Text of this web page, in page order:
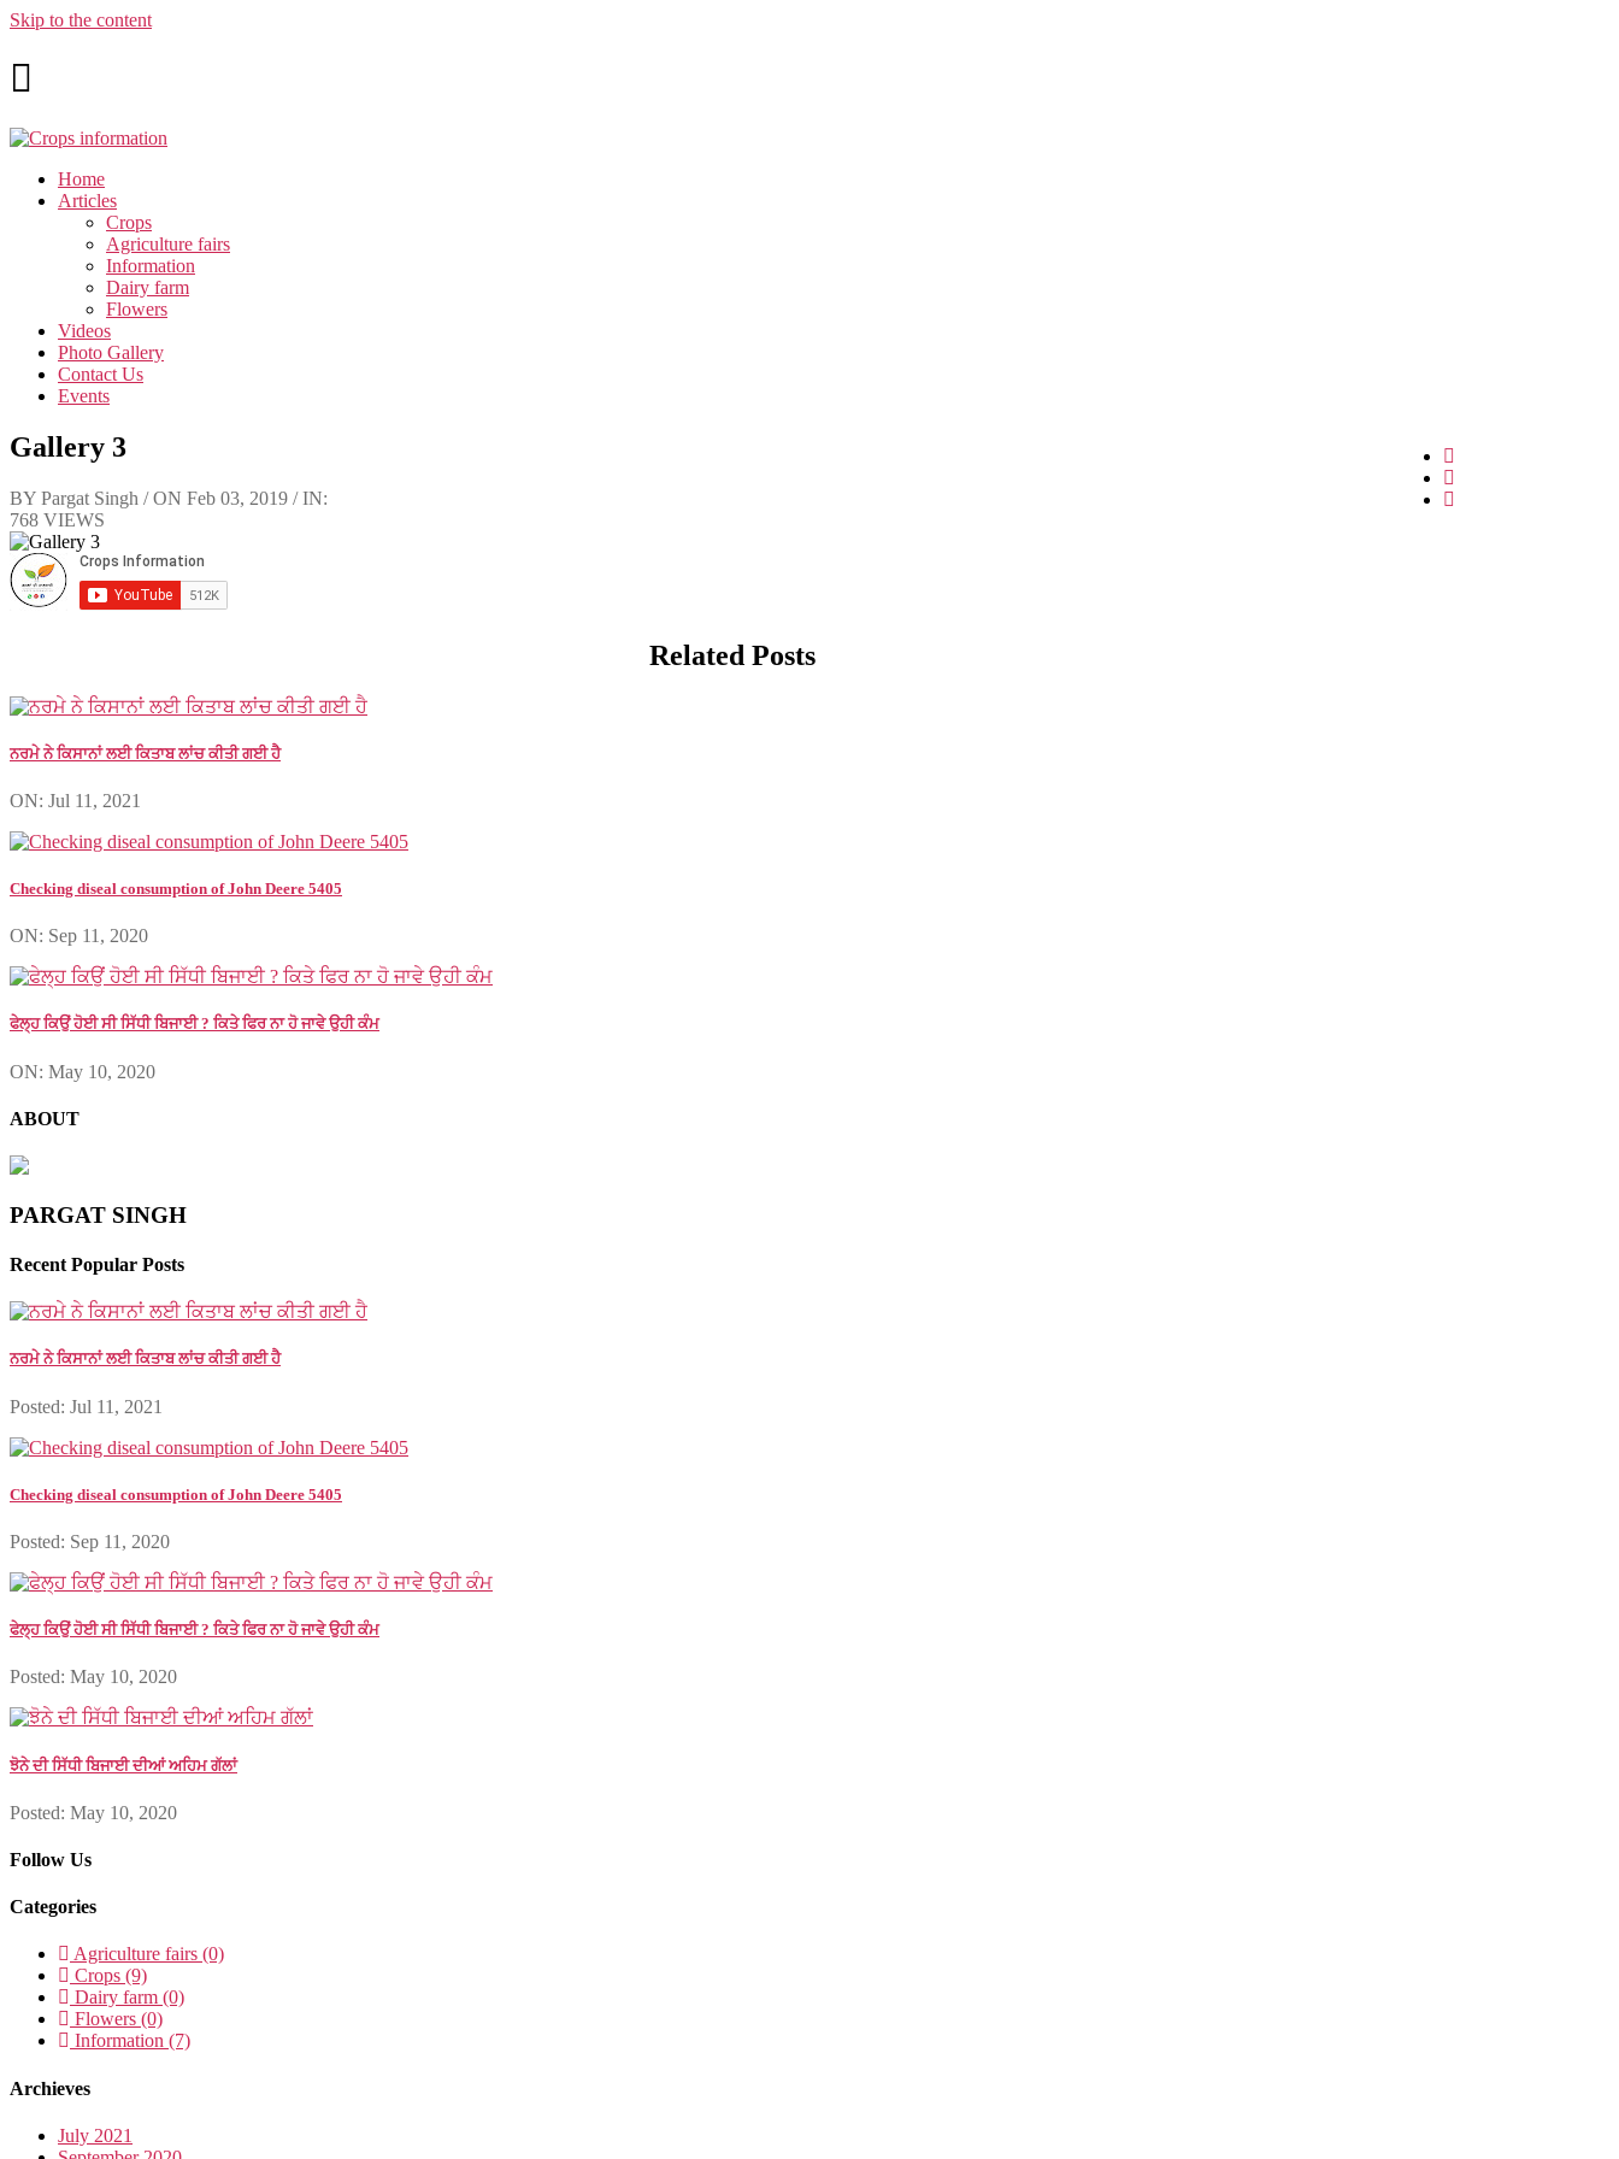
Skip to the content
Home
Articles
Crops
Agriculture fairs
Information
Dairy farm
Flowers
Videos
Photo Gallery
Contact Us
Events
Gallery 3
BY Pargat Singh / ON Feb 03, 2019 / IN:
768 VIEWS
Related Posts
ਨਰਮੇ ਨੇ ਕਿਸਾਨਾਂ ਲਈ ਕਿਤਾਬ ਲਾਂਚ ਕੀਤੀ ਗਈ ਹੈ
ON: Jul 11, 2021
Checking diseal consumption of John Deere 5405
ON: Sep 11, 2020
ਫੇਲ੍ਹ ਕਿਉਂ ਹੋਈ ਸੀ ਸਿੱਧੀ ਬਿਜਾਈ ? ਕਿਤੇ ਫਿਰ ਨਾ ਹੋ ਜਾਵੇ ਉਹੀ ਕੰਮ
ON: May 10, 2020
ABOUT
PARGAT SINGH
Recent Popular Posts
ਨਰਮੇ ਨੇ ਕਿਸਾਨਾਂ ਲਈ ਕਿਤਾਬ ਲਾਂਚ ਕੀਤੀ ਗਈ ਹੈ
Posted: Jul 11, 2021
Checking diseal consumption of John Deere 5405
Posted: Sep 11, 2020
ਫੇਲ੍ਹ ਕਿਉਂ ਹੋਈ ਸੀ ਸਿੱਧੀ ਬਿਜਾਈ ? ਕਿਤੇ ਫਿਰ ਨਾ ਹੋ ਜਾਵੇ ਉਹੀ ਕੰਮ
Posted: May 10, 2020
ਝੋਨੇ ਦੀ ਸਿੱਧੀ ਬਿਜਾਈ ਦੀਆਂ ਅਹਿਮ ਗੱਲਾਂ
Posted: May 10, 2020
Follow Us
Categories
Agriculture fairs (0)
Crops (9)
Dairy farm (0)
Flowers (0)
Information (7)
Archieves
July 2021